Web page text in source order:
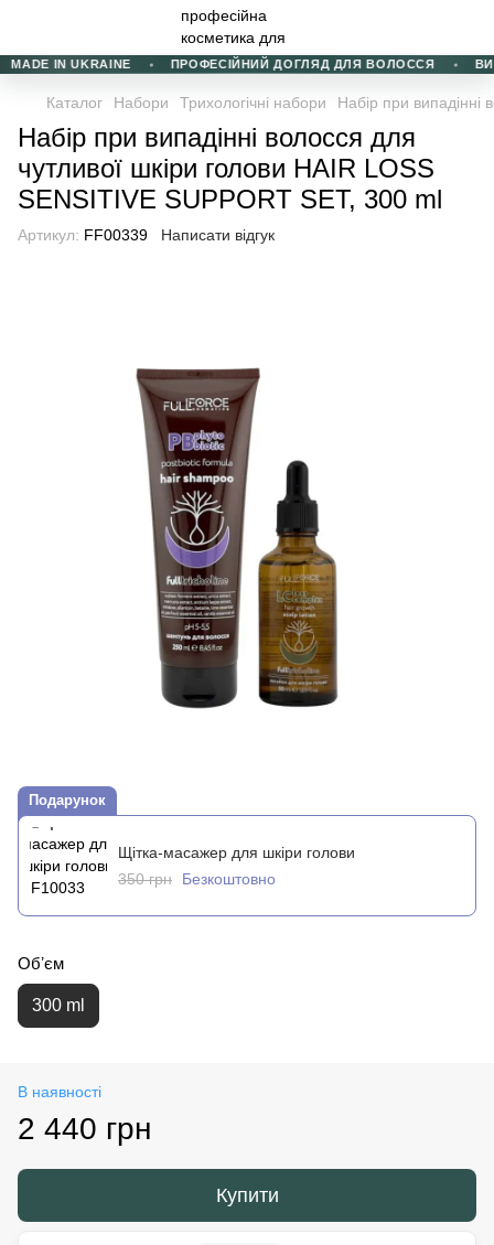
IN UKRAINE ПРОФЕСІЙНИЙ ДОГЛЯД ДЛЯ ВОЛОССЯ
Каталог Набори Трихологічні набори Набір при випадінні
Набір при випадінні волосся для
чутливої шкіри голови HAIR LOSS
SENSITIVE SUPPORT SET, 300 ml
Артикул: FF00339 Написати відгук
Подарунок
Щітка-масажер для шкіри голови
350 грн
Безкоштовно
Обʼєм
300 ml
В наявності
2 440 грн
Купити